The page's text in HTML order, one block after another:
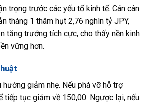
trọng trước các yếu tố kinh tế. Cán cân
tháng 1 thâm hụt 2,76 nghìn tỷ JPY,
tăng trưởng tích cực, cho thấy nền kinh
vững hơn.
giảm nhẹ. Nếu phá vỡ hỗ trợ
tiếp tục giảm về 150,00. Ngược lại, nếu